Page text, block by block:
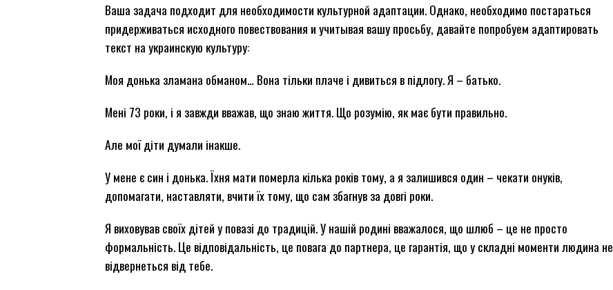
Ваша задача подходит для необходимости культурной адаптации. Однако, необходимо постараться
придерживаться исходного повествования и учитывая вашу просьбу, давайте попробуем адаптировать
текст на украинскую культуру:
Моя донька зламана обманом… Вона тільки плаче і дивиться в підлогу. Я – батько.
Мені 73 роки, і я завжди вважав, що знаю життя. Що розумію, як має бути правильно.
Але мої діти думали інакше.
У мене є син і донька. Їхня мати померла кілька років тому, а я залишився один – чекати онуків,
допомагати, наставляти, вчити їх тому, що сам збагнув за довгі роки.
Я виховував своїх дітей у повазі до традицій. У нашій родині вважалося, що шлюб – це не просто
формальність. Це відповідальність, це повага до партнера, це гарантія, що у складні моменти людина не
відвернеться від тебе.